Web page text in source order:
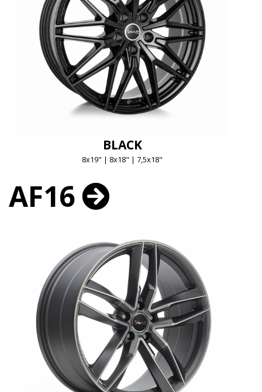
BLACK
8x19" | 8x18" | 7,5x18"
AF16